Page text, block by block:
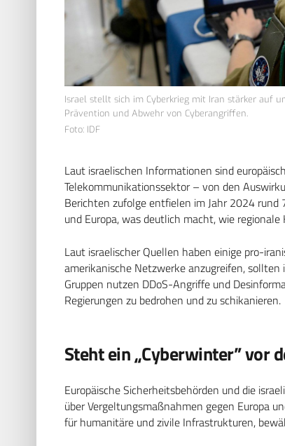
Israel stellt sich im Cyberkrieg mit Iran stärker auf
Prävention und Abwehr von Cyberangriffen.
Foto: IDF
Laut israelischen Informationen sind
Telekommunikationssektor – von den
Berichten zufolge entfielen im Jahr 2024
und Europa, was deutlich macht, wie
Laut israelischer Quellen haben einige pro-
amerikanische Netzwerke anzugreifen,
Gruppen nutzen DDoS-Angriffe und
Regierungen zu bedrohen und zu schikanieren.
Steht ein „Cyberwinter” vor
Europäische Sicherheitsbehörden und die
über Vergeltungsmaßnahmen gegen Europa
für humanitäre und zivile Infrastrukturen,